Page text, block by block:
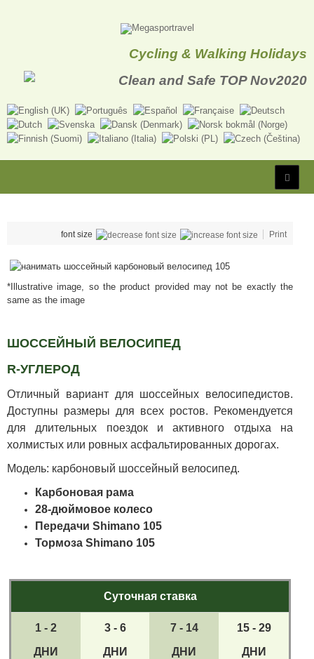
Cycling & Walking Holidays
font size Print
*Illustrative image, so the product provided may not be exactly the
same as the image
ШОССЕЙНЫЙ ВЕЛОСИПЕД
R-УГЛЕРОД
Отличный вариант для шоссейных велосипедистов.
Доступны размеры для всех ростов. Рекомендуется
для длительных поездок и активного отдыха на
холмистых или ровных асфальтированных дорогах.
Модель: карбоновый шоссейный велосипед.
Карбоновая рама
28-дюймовое колесо
Передачи Shimano 105
Тормоза Shimano 105
Суточная ставка
1 - 2
ДНИ
3 - 6
ДНИ
7 - 14
ДНИ
15 - 29
ДНИ